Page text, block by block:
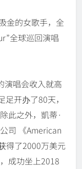
金的女歌手，全
全球巡回演唱
演唱会收入就高
开办了80天，
此之外，凱蒂·
司 《American
得了2000万美元
成功坐上2018